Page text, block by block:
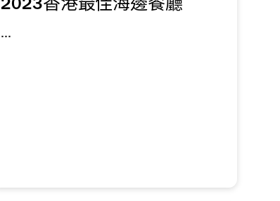
2023香港最佳海邊餐廳
...